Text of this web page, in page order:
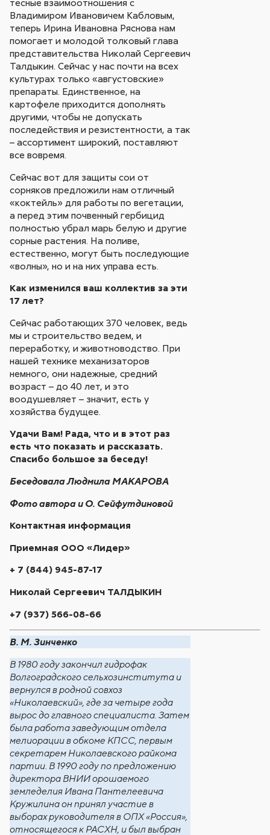
тесные взаимоотношения с
Владимиром Ивановичем Кабловым,
теперь Ирина Ивановна Ряснова нам
помогает и молодой толковый глава
представительства Николай Сергеевич
Талдыкин. Сейчас у нас почти на всех
культурах только «августовские»
препараты. Единственное, на
картофеле приходится дополнять
другими, чтобы не допускать
последействия и резистентности, а так
– ассортимент широкий, поставляют
все вовремя.
Сейчас вот для защиты сои от
сорняков предложили нам отличный
«коктейль» для работы по вегетации,
а перед этим почвенный гербицид
полностью убрал марь белую и другие
сорные растения. На поливе,
естественно, могут быть последующие
«волны», но и на них управа есть.
Как изменился ваш коллектив за эти
17 лет?
Сейчас работающих 370 человек, ведь
мы и строительство ведем, и
переработку, и животноводство. При
нашей технике механизаторов
немного, они надежные, средний
возраст – до 40 лет, и это
воодушевляет – значит, есть у
хозяйства будущее.
Удачи Вам! Рада, что и в этот раз
есть что показать и рассказать.
Спасибо большое за беседу!
Беседовала Людмила МАКАРОВА
Фото автора и О. Сейфутдиновой
Контактная информация
Приемная ООО «Лидер»
+ 7 (844) 945-87-17
Николай Сергеевич ТАЛДЫКИН
+7 (937) 566-08-66
В. М. Зинченко
В 1980 году закончил гидрофак
Волгоградского сельхозинститута и
вернулся в родной совхоз
«Николаевский», где за четыре года
вырос до главного специалиста. Затем
была работа заведующим отдела
мелиорации в обкоме КПСС, первым
секретарем Николаевского райкома
партии. В 1990 году по предложению
директора ВНИИ орошаемого
земледелия Ивана Пантелеевича
Кружилина он принял участие в
выборах руководителя в ОПХ «Россия»,
относящегося к РАСХН, и был выбран